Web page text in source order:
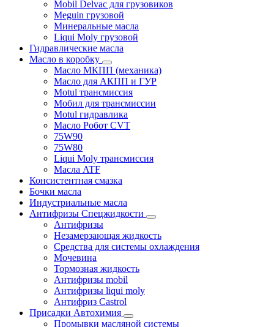
Mobil Delvac для грузовиков
Meguin грузовой
Минеральные масла
Liqui Moly грузовой
Гидравлические масла
Масло в коробку
Масло МКПП (механика)
Масло для АКПП и ГУР
Motul трансмиссия
Мобил для трансмиссии
Motul гидравлика
Масло Робот CVT
75W90
75W80
Liqui Moly трансмиссия
Масла ATF
Консистентная смазка
Бочки масла
Индустриальные масла
Антифризы Спецжидкости
Антифризы
Незамерзающая жидкость
Средства для системы охлаждения
Мочевина
Тормозная жидкость
Антифризы mobil
Антифризы liqui moly
Антифриз Castrol
Присадки Автохимия
Промывки масляной системы